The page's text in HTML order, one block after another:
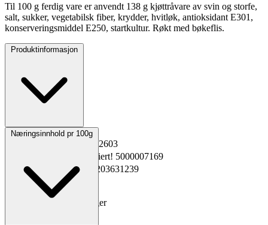
Til 100 g ferdig vare er anvendt 138 g kjøttråvare av svin og storfe,
salt, sukker, vegetabilsk fiber, krydder, hvitløk, antioksidant E301,
konserveringsmiddel E250, startkultur. Røkt med bøkeflis.
Produktinformasjon
Opprinnelsesland Norge
5442603
Kopiert! 5000007169
GTIN
Kopiert! 7037203631239
Vekt pakning
0.96 kg
Oppbevaring 0 til 20°C
195 dager
Næringsinnhold pr 100g